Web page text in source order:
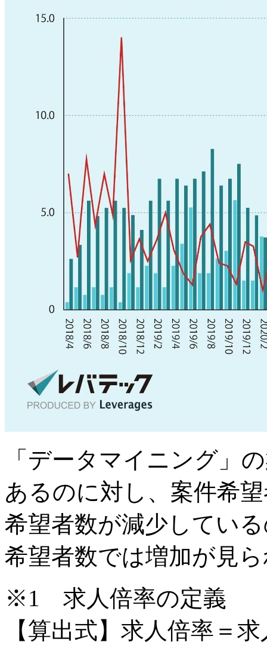
「データマイニング」
あるのに対し、案件希
希望者数が減少してい
希望者数では増加が見
※1 求人倍率の定義
【算出式】求人倍率＝